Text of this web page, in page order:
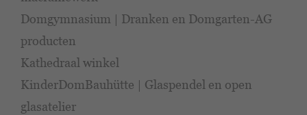
Domgymnasium | Dranken en Domgarten-AG
producten
Kathedraal winkel
KinderDomBauhütte | Glaspendel en open
glasatelier